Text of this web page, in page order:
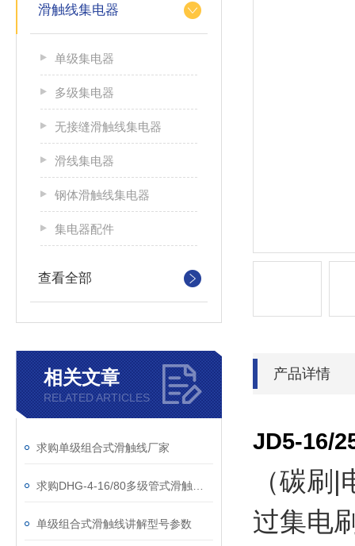
滑触线集电器
单级集电器
多级集电器
无接缝滑触线集电器
滑线集电器
钢体滑触线集电器
集电器配件
查看全部
相关文章
RELATED ARTICLES
求购单级组合式滑触线厂家
单级组合式滑触线讲解型号参数
产品详情
JD5-16/
（碳刷
过集电